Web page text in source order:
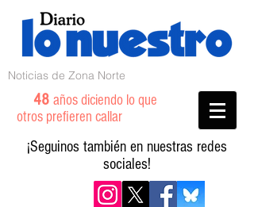
Noticias de Zona Norte
48 años diciendo lo que
otros prefieren callar
¡Seguinos también en nuestras redes
sociales!